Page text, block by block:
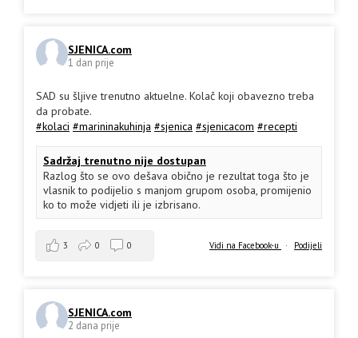
SJENICA.com
1 dan prije
SAD su šljive trenutno aktuelne. Kolač koji obavezno treba
da probate.
#kolaci #marininakuhinja #sjenica #sjenicacom #recepti
Sadržaj trenutno nije dostupan
Razlog što se ovo dešava obično je rezultat toga što je
vlasnik to podijelio s manjom grupom osoba, promijenio
ko to može vidjeti ili je izbrisano.
Vidi na Facebook-u · Podijeli
3 0 0
SJENICA.com
2 dana prije